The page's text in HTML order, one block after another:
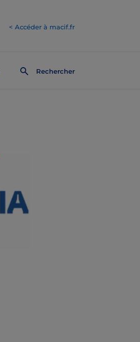
< Accéder à macif.fr
Rechercher